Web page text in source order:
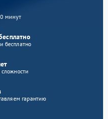
минут
бесплатно
гарантию